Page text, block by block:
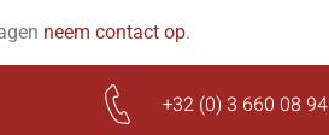
neem contact op.
+32 (0) 3 660 08 94